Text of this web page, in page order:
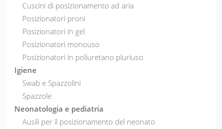
Cuscini di posizionamento ad aria
Posizionatori proni
Posizionatori in gel
Posizionatori monouso
Posizionatori in poliuretano pluriuso
Igiene
Swab e Spazzolini
Spazzole
Neonatologia e pediatria
Ausili per il posizionamento del neonato